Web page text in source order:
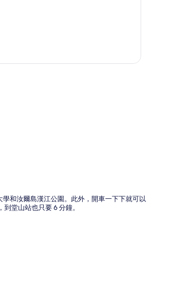
和汝爾島漢江公園。此外，開車一下下就可以
堂山站也只要 6 分鐘。